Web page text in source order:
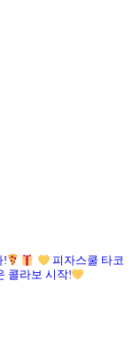
!
피자스쿨 타코
콜라보 시작!